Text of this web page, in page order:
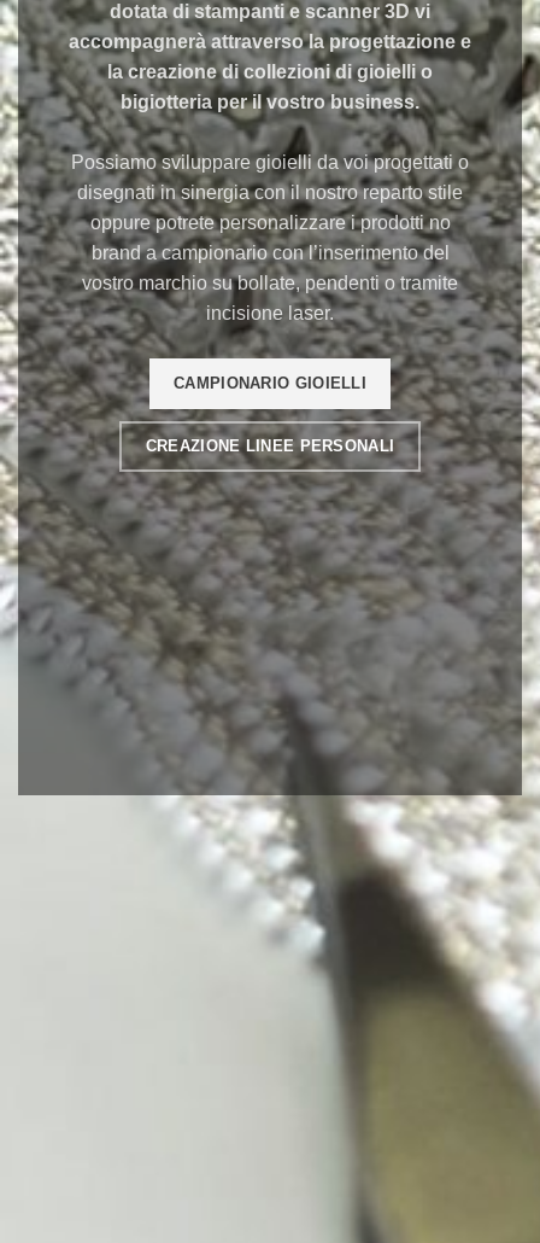
dotata di stampanti e scanner 3D vi
accompagnerà attraverso la progettazione e
la creazione di collezioni di gioielli o
bigiotteria per il vostro business.
Possiamo sviluppare gioielli da voi progettati o
disegnati in sinergia con il nostro reparto stile
oppure potrete personalizzare i prodotti no
brand a campionario con l’inserimento del
vostro marchio su bollate, pendenti o tramite
incisione laser.
CAMPIONARIO GIOIELLI
CREAZIONE LINEE PERSONALI